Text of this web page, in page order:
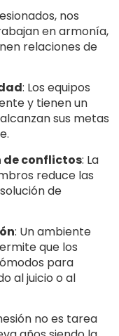
nos
en armonía,
relaciones de
: Los equipos
y tienen un
sus metas
de conflictos: La
reduce las
de
: Un ambiente
que los
para
al juicio o al
no es tarea